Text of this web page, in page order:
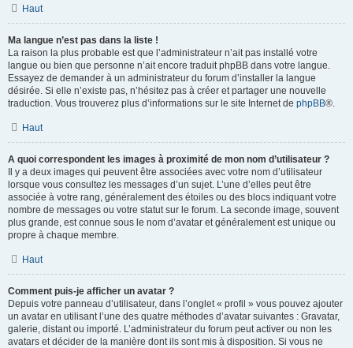
Haut
Ma langue n’est pas dans la liste !
La raison la plus probable est que l’administrateur n’ait pas installé votre
langue ou bien que personne n’ait encore traduit phpBB dans votre langue.
Essayez de demander à un administrateur du forum d’installer la langue
désirée. Si elle n’existe pas, n’hésitez pas à créer et partager une nouvelle
traduction. Vous trouverez plus d’informations sur le site Internet de phpBB®.
Haut
A quoi correspondent les images à proximité de mon nom d’utilisateur ?
Il y a deux images qui peuvent être associées avec votre nom d’utilisateur
lorsque vous consultez les messages d’un sujet. L’une d’elles peut être
associée à votre rang, généralement des étoiles ou des blocs indiquant votre
nombre de messages ou votre statut sur le forum. La seconde image, souvent
plus grande, est connue sous le nom d’avatar et généralement est unique ou
propre à chaque membre.
Haut
Comment puis-je afficher un avatar ?
Depuis votre panneau d’utilisateur, dans l’onglet « profil » vous pouvez ajouter
un avatar en utilisant l’une des quatre méthodes d’avatar suivantes : Gravatar,
galerie, distant ou importé. L’administrateur du forum peut activer ou non les
avatars et décider de la manière dont ils sont mis à disposition. Si vous ne